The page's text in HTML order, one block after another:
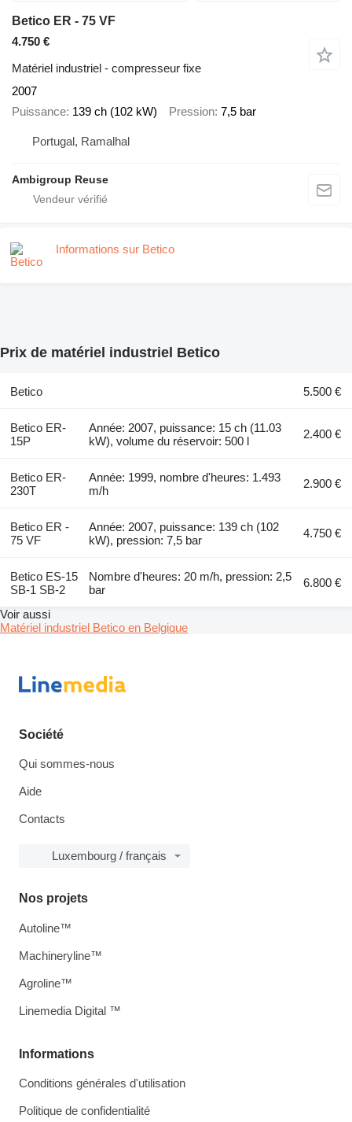
Betico ER - 75 VF
4.750 €
Matériel industriel - compresseur fixe
2007
Puissance 139 ch (102 kW) Pression 7,5 bar
Portugal, Ramalhal
Ambigroup Reuse
Informations sur Betico
Prix de matériel industriel Betico
Betico 5.500 €
Betico ER-
15P
Année: 2007, puissance: 15 ch (11.03
kW), volume du réservoir: 500 l
2.400 €
Betico ER-
230T
Année: 1999, nombre d'heures: 1.493
m/h
2.900 €
Betico ER -
75 VF
Année: 2007, puissance: 139 ch (102
kW), pression: 7,5 bar
4.750 €
Betico ES-15
SB-1 SB-2
Nombre d'heures: 20 m/h, pression: 2,5
bar
6.800 €
Voir aussi
Matériel industriel Betico en Belgique
Société
Qui sommes-nous
Aide
Contacts
Luxembourg / français
Informations
Conditions générales d'utilisation
Politique de confidentialité
Nos projets
Autoline™
Machineryline™
Agroline™
Linemedia Digital ™